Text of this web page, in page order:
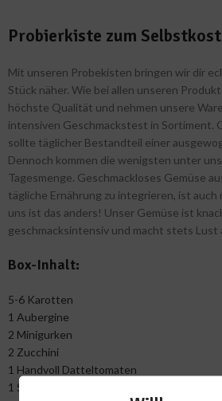
Probierkiste zum
Mit unseren Probekisten bringen wir dir
Stück näher. Wie bei allen unseren
höchste Qualität und nehmen unsere
intensiven Geschmackstest in Sortiment.
sollte täglicher Bestandteil einer
Dennoch kommen die wenigsten unter
Tagesmenge. Geschmackloses Gemüse
tägliche Ernährung zu integrieren, ist auch
uns ist das anders! Unser Gemüse ist
geschmacksintensiv und macht stets Lust
Box-Inhalt:
5-6 Karotten
1 Aubergine
2 Minigurken
2 Zucchini
1 Handvoll Datteltomaten
1 Spitzpaprika